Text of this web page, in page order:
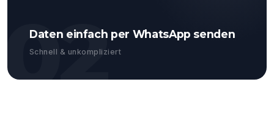
02
Daten einfach per WhatsApp senden
Schnell & unkompliziert